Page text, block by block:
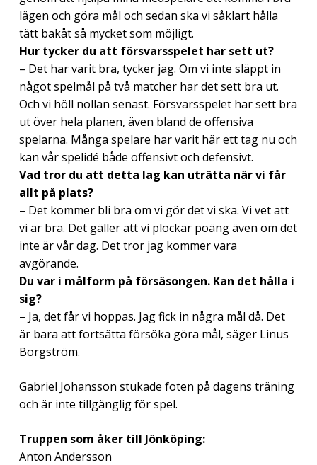
lägen och göra mål och sedan ska vi såklart hålla
tätt bakåt så mycket som möjligt.
Hur tycker du att försvarsspelet har sett ut?
– Det har varit bra, tycker jag. Om vi inte släppt in
något spelmål på två matcher har det sett bra ut.
Och vi höll nollan senast. Försvarsspelet har sett bra
ut över hela planen, även bland de offensiva
spelarna. Många spelare har varit här ett tag nu och
kan vår spelidé både offensivt och defensivt.
Vad tror du att detta lag kan uträtta när vi får
allt på plats?
– Det kommer bli bra om vi gör det vi ska. Vi vet att
vi är bra. Det gäller att vi plockar poäng även om det
inte är vår dag. Det tror jag kommer vara
avgörande.
Du var i målform på försäsongen. Kan det hålla i
sig?
– Ja, det får vi hoppas. Jag fick in några mål då. Det
är bara att fortsätta försöka göra mål, säger Linus
Borgström.
Gabriel Johansson stukade foten på dagens träning
och är inte tillgänglig för spel.
Truppen som åker till Jönköping:
Anton Andersson